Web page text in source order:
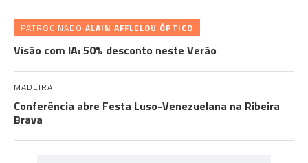
PATROCINADO ALAIN AFFLELOU ÓPTICO
Visão com IA: 50% desconto neste Verão
MADEIRA
Conferência abre Festa Luso-Venezuelana na Ribeira
Brava